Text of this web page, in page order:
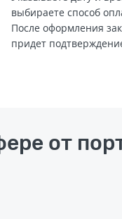
выбираете способ
После оформления
придет
от